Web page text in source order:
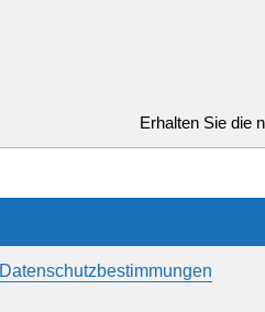
Erhalten Sie die
Datenschutzbestimmungen